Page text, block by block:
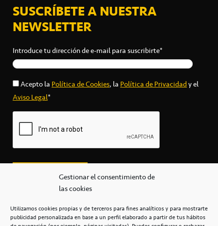
Gestionar el consentimiento de
las cookies
Utilizamos cookies propias y de terceros para fines analíticos y para mostrarte
publicidad personalizada en base a un perfil elaborado a partir de tus hábitos
SUSCRÍBETE A NUESTRA
NEWSLETTER
Introduce tu dirección de e-mail para suscribirte*
Acepto laPolítica de Cookies, laPolítica de Privacidady el
Aviso Legal*
secretaria@cbcanarias.es